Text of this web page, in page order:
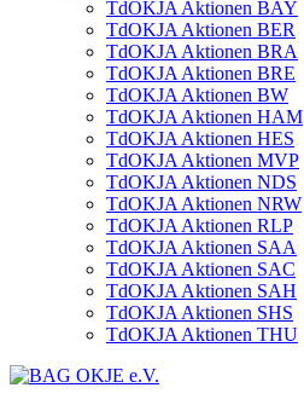
TdOKJA Aktionen BAY
TdOKJA Aktionen BER
TdOKJA Aktionen BRA
TdOKJA Aktionen BRE
TdOKJA Aktionen BW
TdOKJA Aktionen HAM
TdOKJA Aktionen HES
TdOKJA Aktionen MVP
TdOKJA Aktionen NDS
TdOKJA Aktionen NRW
TdOKJA Aktionen RLP
TdOKJA Aktionen SAA
TdOKJA Aktionen SAC
TdOKJA Aktionen SAH
TdOKJA Aktionen SHS
TdOKJA Aktionen THU